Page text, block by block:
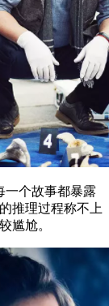
一个故事都暴露
推理过程称不上
尴尬。